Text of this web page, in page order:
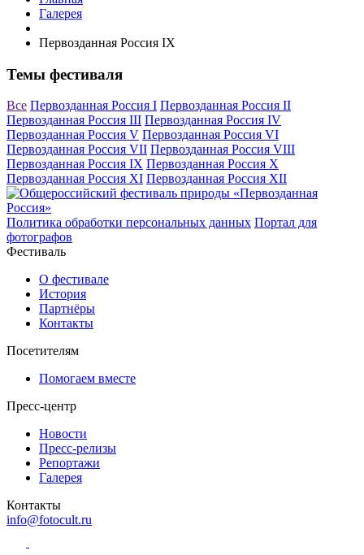
Галерея
Первозданная Россия IX
Темы фестиваля
Все Первозданная Россия I Первозданная Россия II
Первозданная Россия III Первозданная Россия IV
Первозданная Россия V Первозданная Россия VI
Первозданная Россия VII Первозданная Россия VIII
Первозданная Россия IX Первозданная Россия X
Первозданная Россия XI Первозданная Россия XII
Политика обработки персональных данных Портал для
фотографов
Фестиваль
О фестивале
История
Партнёры
Контакты
Посетителям
Помогаем вместе
Пресс-центр
Новости
Пресс-релизы
Репортажи
Галерея
Контакты
info@fotocult.ru